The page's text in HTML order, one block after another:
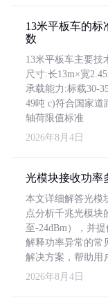
13米平板车的标
数
13米平板车主要技
尺寸:长13m×宽
承载能力:标载30-
49吨 c)符合国家道
轴荷限值标准
2026年8月4日
光模块接收功率
本文详细解答光模
点分析千兆光模块
至-24dBm），并
解释功率异常的常
解决方案，帮助用
2026年8月4日